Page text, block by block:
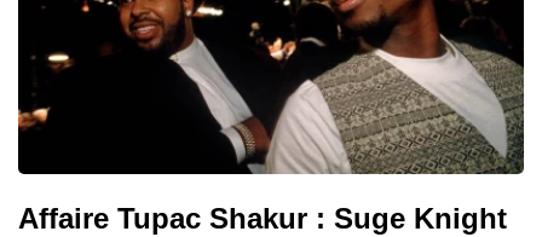
Affaire Tupac Shakur : Suge Knight